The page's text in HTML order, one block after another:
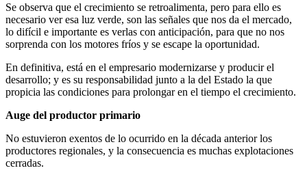
Se observa que el crecimiento se retroalimenta, pero para ello es
necesario ver esa luz verde, son las señales que nos da el mercado,
lo difícil e importante es verlas con anticipación, para que no nos
sorprenda con los motores fríos y se escape la oportunidad.
En definitiva, está en el empresario modernizarse y producir el
desarrollo; y es su responsabilidad junto a la del Estado la que
propicia las condiciones para prolongar en el tiempo el crecimiento.
Auge del productor primario
No estuvieron exentos de lo ocurrido en la década anterior los
productores regionales, y la consecuencia es muchas explotaciones
cerradas.